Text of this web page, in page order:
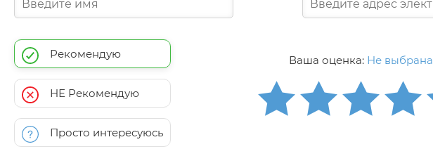
Рекомендую
НЕ Рекомендую
Просто интересуюсь
Ваша оценка: Не выбрана